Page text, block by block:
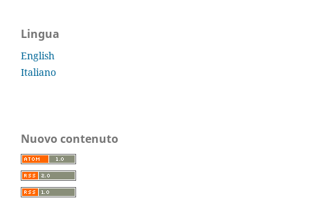
Lingua
English
Italiano
Nuovo contenuto